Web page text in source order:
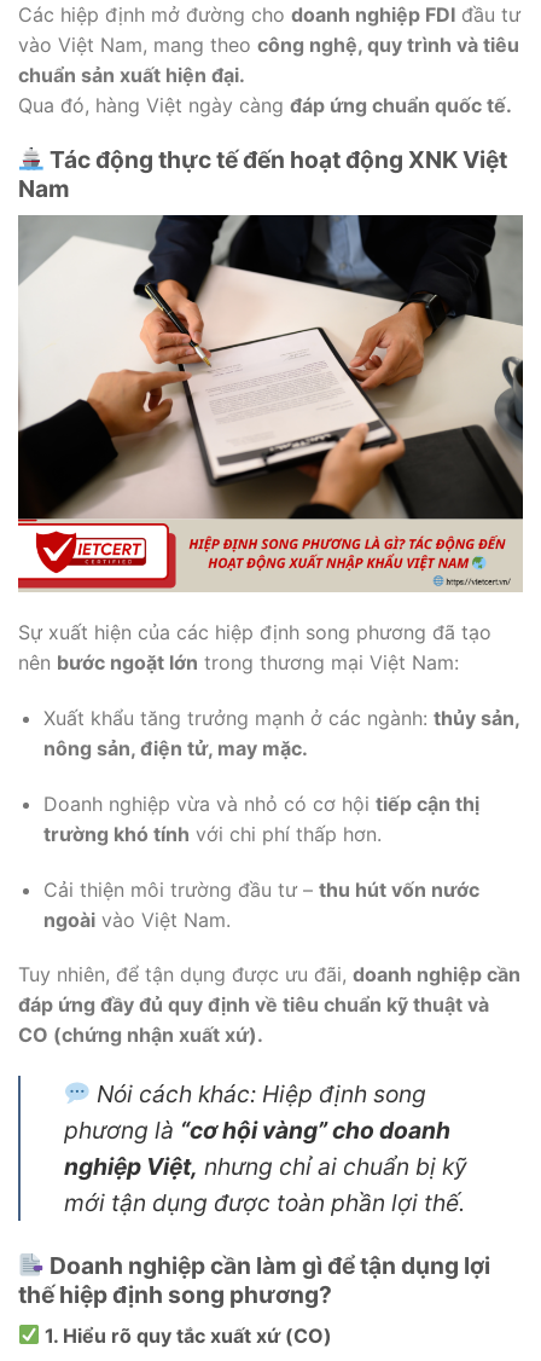
Các hiệp định mở đường cho doanh nghiệp FDI đầu tư
vào Việt Nam, mang theo công nghệ, quy trình và tiêu
chuẩn sản xuất hiện đại.
Qua đó, hàng Việt ngày càng đáp ứng chuẩn quốc tế.
Tác động thực tế đến hoạt động XNK Việt
Nam
Sự xuất hiện của các hiệp định song phương đã tạo
nên bước ngoặt lớn trong thương mại Việt Nam:
Xuất khẩu tăng trưởng mạnh ở các ngành: thủy sản,
nông sản, điện tử, may mặc.
Doanh nghiệp vừa và nhỏ có cơ hội tiếp cận thị
trường khó tính với chi phí thấp hơn.
Cải thiện môi trường đầu tư – thu hút vốn nước
ngoàivào Việt Nam.
Tuy nhiên, để tận dụng được ưu đãi, doanh nghiệp cần
đáp ứng đầy đủ quy định về tiêu chuẩn kỹ thuật và
CO (chứng nhận xuất xứ).
Nói cách khác: Hiệp định song
phương là “cơ hội vàng” cho doanh
nghiệp Việt, nhưng chỉ ai chuẩn bị kỹ
mới tận dụng được toàn phần lợi thế.
Doanh nghiệp cần làm gì để tận dụng lợi
thế hiệp định song phương?
1. Hiểu rõ quy tắc xuất xứ (CO)